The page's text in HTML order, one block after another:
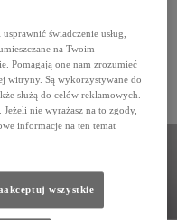
świadczenie usług,
na Twoim
Pomagają one nam zrozumieć
witryny. Są wykorzystywane do
służą do celów reklamowych.
nie wyrażasz na to zgody,
informacje na ten temat
wszystkie